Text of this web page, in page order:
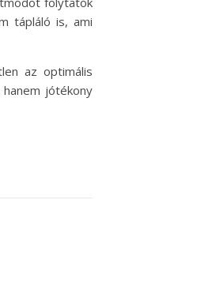
tápláló is, ami
az optimális
jótékony